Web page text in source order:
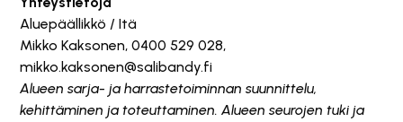
Aluepäällikkö / Itä
Mikko Kaksonen, 0400 529 028,
mikko.kaksonen@salibandy.fi
Alueen sarja- ja harrastetoiminnan suunnittelu,
kehittäminen ja toteuttaminen. Alueen seurojen tuki ja